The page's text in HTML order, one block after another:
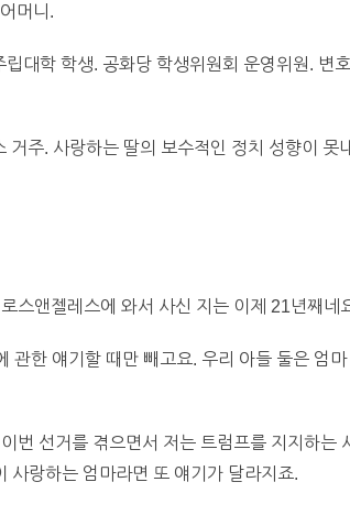
머니.
대학 학생. 공화당 학생위원회 운영위원. 변
거주. 사랑하는 딸의 보수적인 정치 성향이 못
스앤젤레스에 와서 사신 지는 이제 21년째네
관한 얘기할 때만 빼고요. 우리 아들 둘은 엄
번 선거를 겪으면서 저는 트럼프를 지지하는
사랑하는 엄마라면 또 얘기가 달라지죠.